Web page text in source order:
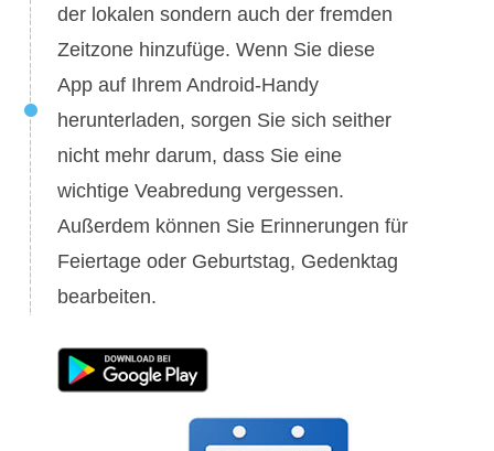
der lokalen sondern auch der fremden
Zeitzone hinzufüge. Wenn Sie diese
App auf Ihrem Android-Handy
herunterladen, sorgen Sie sich seither
nicht mehr darum, dass Sie eine
wichtige Veabredung vergessen.
Außerdem können Sie Erinnerungen für
Feiertage oder Geburtstag, Gedenktag
bearbeiten.